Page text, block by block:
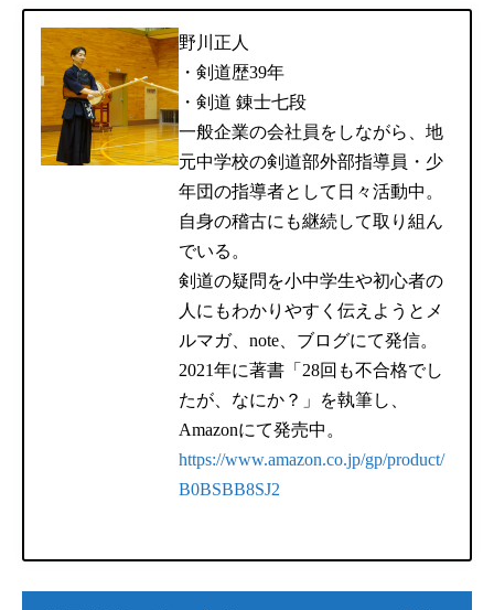
野川正人
・剣道歴39年
・剣道 錬士七段
一般企業の会社員をしながら、地
元中学校の剣道部外部指導員・少
年団の指導者として日々活動中。
自身の稽古にも継続して取り組ん
でいる。
剣道の疑問を小中学生や初心者の
人にもわかりやすく伝えようとメ
ルマガ、note、ブログにて発信。
2021年に著書「28回も不合格でし
たが、なにか？」を執筆し、
Amazonにて発売中。
https://www.amazon.co.jp/gp/product/
B0BSBB8SJ2